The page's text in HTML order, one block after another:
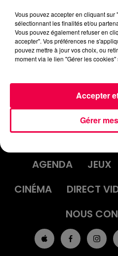
DJ MAGOUILLE
CHRISTELLE
AGENDA
JEUX
CINÉMA
DIRECT
NOUS
Vous pouvez accepter en cliquant sur
sélectionnant les finalités et/ou
Vous pouvez également refuser en
accepter". Vos préférences ne
pouvez mettre à jour vos choix, ou
moment via le lien "Gérer les
Gérer
Accepter